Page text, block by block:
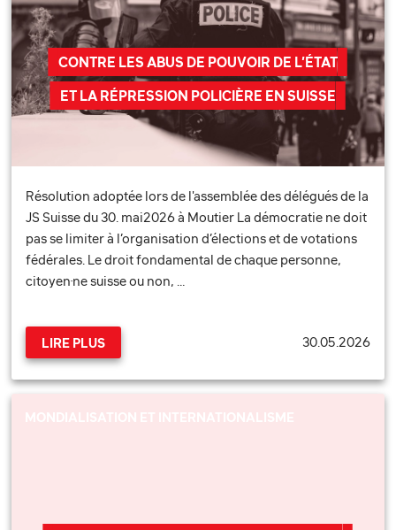
CONTRE LES ABUS DE POUVOIR DE L’ÉTAT
ET LA RÉPRESSION POLICIÈRE EN SUISSE
Résolution adoptée lors de l'assemblée des délégués de la
JS Suisse du 30. mai2026 à Moutier La démocratie ne doit
pas se limiter à l’organisation d’élections et de votations
fédérales. Le droit fondamental de chaque personne,
citoyen·ne suisse ou non, …
LIRE PLUS 30.05.2026